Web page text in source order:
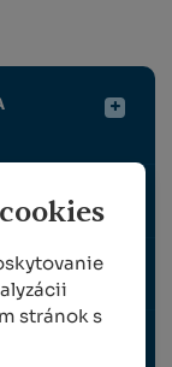
stránok s